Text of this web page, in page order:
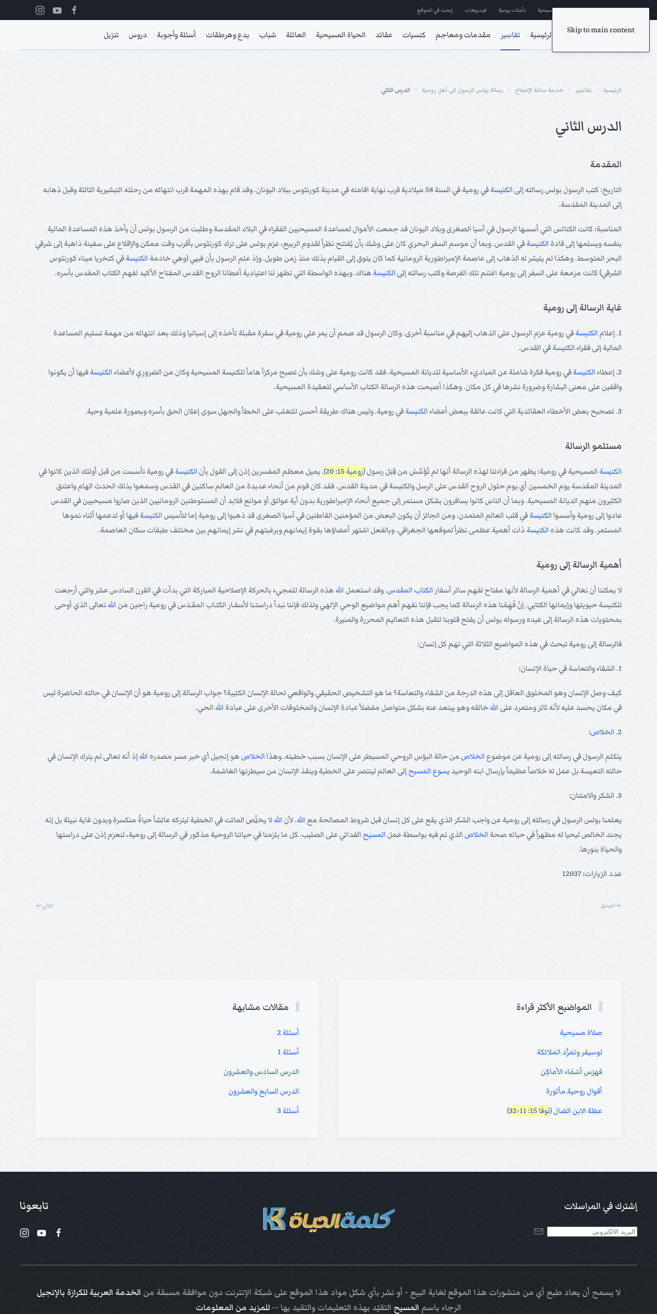
Skip to main content
إشترك في المراسلات ترانيم مسيحية تأملات يومية فيديوهات إبحث في الموقع
الرئيسية تفاسير مقدمات ومعاجم كنسيات عقائد الحياة المسيحية العائلة شباب بدع وهرطقات أسئلة وأجوبة دروس تنزيل
الرئيسية تفاسير خدمة ساعة الإصلاح رسالة بولس الرسول الى أهل رومية الدرس الثاني
الدرس الثاني
المقدمة
التاريخ: كتب الرسول بولس رسالته إلى الكنيسة
في رومية في السنة 58 ميلادية قرب نهاية اقامته في مدينة كورنثوس ببلاد اليونان. وقد قام بهذه المهمة قرب انتهائه من رحلته التبشيرية الثالثة وقبل ذهابه
إلى المدينة المقدسة.
المناسبة: كانت الكنائس التي أسسها الرسول في آسيا الصغرى وبلاد اليونان قد جمعت الأموال لمساعدة المسيحيين الفقراء في البلاد المقدسة وطلبت من الرسول بولس أن يأخذ هذه المساعدة المالية
بنفسه ويسلمها إلى قادة الكنيسةفي القدس. وبما أن موسم السفر البحري كان على وشك بأن يُفتتح نظراً لقدوم الربيع، عزم بولس على ترك كورنثوس بأقرب وقت ممكن والإقلاع على سفينة ذاهبة إلى شرقي
البحر المتوسط. وهكذا لم يتيسّر له الذهاب إلى عاصمة الإمبراطورية الرومانية كما كان يتوق إلى القيام بذلك منذ زمن طويل. وإذ علم الرسول بأن فيبي (وهي خادمة الكنيسةفي كنخريا ميناء كورنثوس
الشرقي) كانت مزمعة على السفر إلى رومية اغتنم تلك الفرصة وكتب رسالته إلى الكنيسة هناك. وبهذه الواسطة التي تظهر لنا اعتيادية أعطانا الروح القدس المفتاح الأكيد لفهم الكتاب المقدس بأسره.
غاية الرسالة إلى رومية
1. إعلام الكنيسةفي رومية عزم الرسول على الذهاب إليهم في مناسبة أخرى. وكان الرسول قد صمم أن يمر على رومية في سفرة مقبلة تأخذه إلى إسبانيا وذلك بعد انتهائه من مهمة تسليم المساعدة
المالية إلى فقراء الكنيسةفي القدس.
2. إعطاء الكنيسةفي رومية فكرة شاملة عن المباديء الأساسية للديانة المسيحية. فقد كانت رومية على وشك بأن تصبح مركزاً هاماً للكنيسة المسيحية وكان من الضروري لأعضاء الكنيسةفيها أن يكونوا
واقفين على معنى البشارة وضرورة نشرها في كل مكان. وهكذا أصبحت هذه الرسالة الكتاب الأساسي للعقيدة المسيحية.
3. تصحيح بعض الأخطاء العقائدية التي كانت عالقة ببعض أعضاء الكنيسةفي رومية. وليس هناك طريقة أحسن للتغلب على الخطأ والجهل سوى إعلان الحق بأسره وبصورة علمية وحية.
مستلمو الرسالة
الكنيسة المسيحية في رومية: يظهر من قراءتنا لهذه الرسالة أنها لم تُؤَسَّسْ من قِبَل رسول (رومية 15: 20 ). يميل معظم المفسرين إذن إلى القول بأن الكنيسةفي رومية تأسست من قبل أولئك الذين كانوا في
المدينة المقدسة يوم الخمسين أي يوم حلول الروح القدس على الرسل والكنيسة في مدينة القدس. فقد كان قوم من أنحاء عديدة من العالم ساكنين في القدس وسمعوا بذلك الحدث الهام واعتنق
الكثيرون منهم الديانة المسيحية. وبما أن الناس كانوا يسافرون بشكل مستمر إلى جميع أنحاء الإمبراطورية بدون أية عوائق أو موانع فلابد أن المستوطنين الرومانيين الذين صاروا مسيحيين في القدس
عادوا إلى رومية وأسسواالكنيسةفي قلب العالم المتمدن. ومن الجائز أن يكون البعض من المؤمنين القاطنين في آسيا الصغرى قد ذهبوا إلى رومية إما لتأسيس الكنيسةفيها أو لدعمها أثناء نموها
المستمر. وقد كانت هذه الكنيسةذات أهمية عظمى نظراً لموقعها الجغرافي. وبالفعل اشتهر أعضاؤها بقوة إيمانهم وبرغبتهم في نشر إيمانهم بين مختلف طبقات سكان العاصمة.
أهمية الرسالة إلى رومية
لا يمكننا أن نغالي في أهمية الرسالة لأنها مفتاح لفهم سائر أسفار الكتاب المقدس. وقد استعمل الله هذه الرسالة للمجيء بالحركة الإصلاحية المباركة التي بدأت في القرن السادس عشر والتي أرجعت
للكنيسة حيويتها وإيمانها الكتابي. إنْ فَهِمْنا هذه الرسالة كما يجب فإننا نفهم أهم مواضيع الوحي الإلهي ولذلك فإننا نبدأ دراستـنا لأسفـار الكتـاب المقـدس في رومية راجين من الله تعالى الذي أوحى
بمحتويات هذه الرسالة إلى عبده ورسوله بولس أن يفتح قلوبنا لتقبل هذه التعاليم المحررة والمنيرة.
فالرسالة إلى رومية تبحث في هذه المواضيع الثلاثة التي تهم كل إنسان:
1. الشقاء والتعاسة في حياة الإنسان:
كيف وصل الإنسان وهو المخلوق العاقل إلى هذه الدرجة من الشقاء والتعاسة؟ ما هو التشخيص الحقيقي والواقعي لحالة الإنسان الكئيبة؟ جواب الرسالة إلى رومية هو أن الإنسان في حالته الحاضرة ليس
في مكان يحسد عليه لأنه ثائر ومتمرد على اللهخالقه وهو يبتعد عنه بشكل متواصل مفضلاً عبادة الإنسان والمخلوقات الأخرى على عبادة الله الحي.
2. الخلاص:
يتكلم الرسول في رسالته إلى رومية عن موضوع الخلاص من حالة البؤس الروحي المسيطر على الإنسان بسبب خطيته. وهذاالخلاص هو إنجيل أي خبر مسر مصدره اللهإذ أنه تعالى لم يترك الإنسان في
حالته التعيسة بل عمل له خلاصاً عظيماً بإرسال ابنه الوحيد يسوع المسيحإلى العالم لينتصر على الخطية وينقذ الإنسان من سيطرتها الغاشمة.
3. الشكر والامتنان:
يعلمنا بولس الرسول في رسالته إلى رومية عن واجب الشكر الذي يقع على كل إنسان قبل شروط المصالحة مع الله. لأن اللهلا يخلِّص المائت في الخطية ليتركه عائشاً حياةً منكسرة وبدون غاية نبيلة بل إنه
يجند الخالص ليحيا له مظهراً في حياته صحة الخلاص الذي تم فيه بواسطة عمل المسيح الفدائي على الصليب. كل ما يلزمنا في حياتنا الروحية مذكور في الرسالة إلى رومية، لنعزم إذن على دراستها
والحياة بنورها.
عدد الزيارات: 12037
السابق التالي
المواضيع الأكثر قراءة
صلاة مسيحية
لوسيفر وتمرُّد الملائكة
فهرَس أسْمَاء الأماكِن
أقوال روحية مأثورة
عظة الابن الضال (لوقا 15: 11-32 )
مقالات مشابهة
أسئلة 2
أسئلة 1
الدرس السادس والعشرون
الدرس السابع والعشرون
أسئلة 3
إشترك في المراسلات تابعونا
لا يسمح أن يعاد طبع أي من منشورات هذا الموقع لغاية البيع - أو نشر بأي شكل مواد هذا الموقع على شبكة الإنترنت دون موافقة مسبقة من الخدمة العربية للكرازة بالإنجيل
الرجاء باسم المسيح التقيّد بهذه التعليمات والتقيد بها --للمزيد من المعلومات